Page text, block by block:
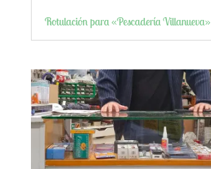
Rotulación para «Pescadería Villanueva»